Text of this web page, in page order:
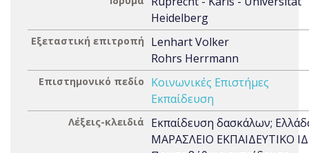
Heidelberg
Εξεταστική επιτροπή
Lenhart Volker
Rohrs Herrmann
Επιστημονικό πεδίο
Κοινωνικές Επιστήμες
Εκπαίδευση
Λέξεις-κλειδιά
Εκπαίδευση δασκάλων;
ΜΑΡΑΣΛΕΙΟ ΕΚΠΑΙΔΕΥΤΙΚΟ